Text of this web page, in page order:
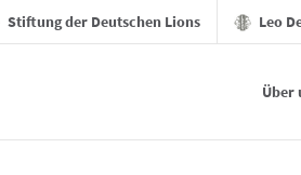
Stiftung der Deutschen Lions Leo
Über